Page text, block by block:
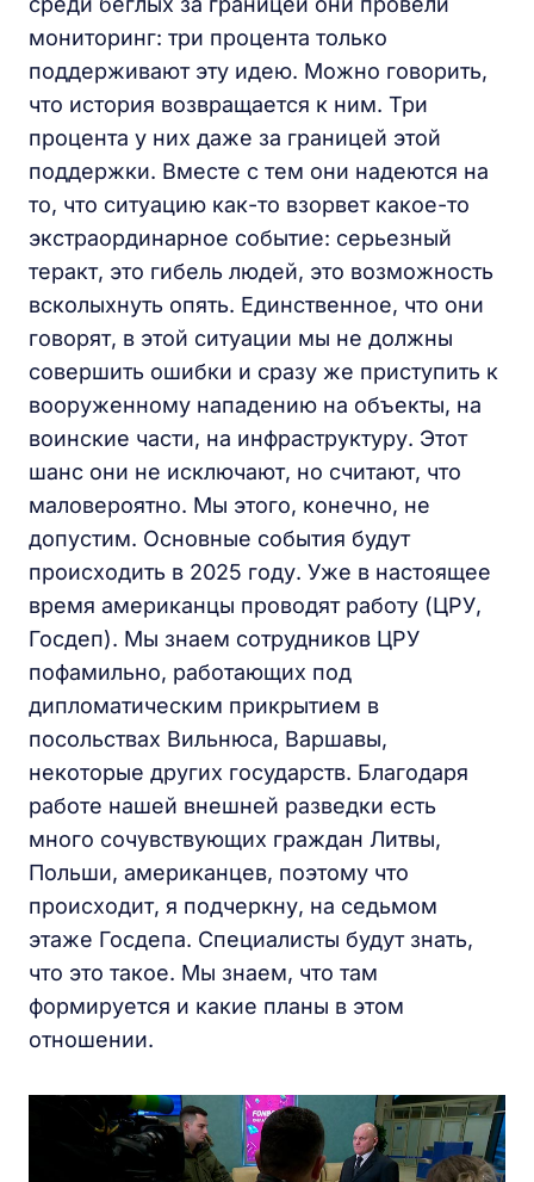
мониторинг: три процента только
поддерживают эту идею. Можно говорить,
что история возвращается к ним. Три
процента у них даже за границей этой
поддержки. Вместе с тем они надеются на
то, что ситуацию как-то взорвет какое-то
экстраординарное событие: серьезный
теракт, это гибель людей, это возможность
всколыхнуть опять. Единственное, что они
говорят, в этой ситуации мы не должны
совершить ошибки и сразу же приступить к
вооруженному нападению на объекты, на
воинские части, на инфраструктуру. Этот
шанс они не исключают, но считают, что
маловероятно. Мы этого, конечно, не
допустим. Основные события будут
происходить в 2025 году. Уже в настоящее
время американцы проводят работу (ЦРУ,
Госдеп). Мы знаем сотрудников ЦРУ
пофамильно, работающих под
дипломатическим прикрытием в
посольствах Вильнюса, Варшавы,
некоторые других государств. Благодаря
работе нашей внешней разведки есть
много сочувствующих граждан Литвы,
Польши, американцев, поэтому что
происходит, я подчеркну, на седьмом
этаже Госдепа. Специалисты будут знать,
что это такое. Мы знаем, что там
формируется и какие планы в этом
отношении.